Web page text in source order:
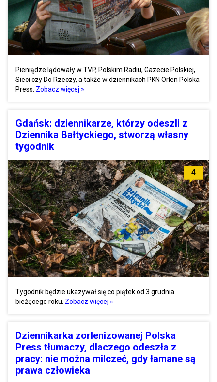
Pieniądze lądowały w TVP, Polskim Radiu, Gazecie Polskiej,
Sieci czy Do Rzeczy, a także w dziennikach PKN Orlen Polska
Press. Zobacz więcej »
Gdańsk: dziennikarze, którzy odeszli z
Dziennika Bałtyckiego, stworzą własny
tygodnik
4
Tygodnik będzie ukazywał się co piątek od 3 grudnia
bieżącego roku. Zobacz więcej »
Dziennikarka zorlenizowanej Polska
Press tłumaczy, dlaczego odeszła z
pracy: nie można milczeć, gdy łamane są
prawa człowieka